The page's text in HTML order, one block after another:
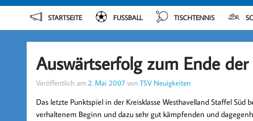
STARTSEITE FUSSBALL TISCHTENNIS
Auswärtserfolg zum Ende
Veröffentlich am 2. Mai 2007von TSV Neuigkeiten
Das letzte Punktspiel in der Kreisklasse Westhavelland Staffel Süd
verhaltenem Beginn und dazu sehr gut kämpfenden und